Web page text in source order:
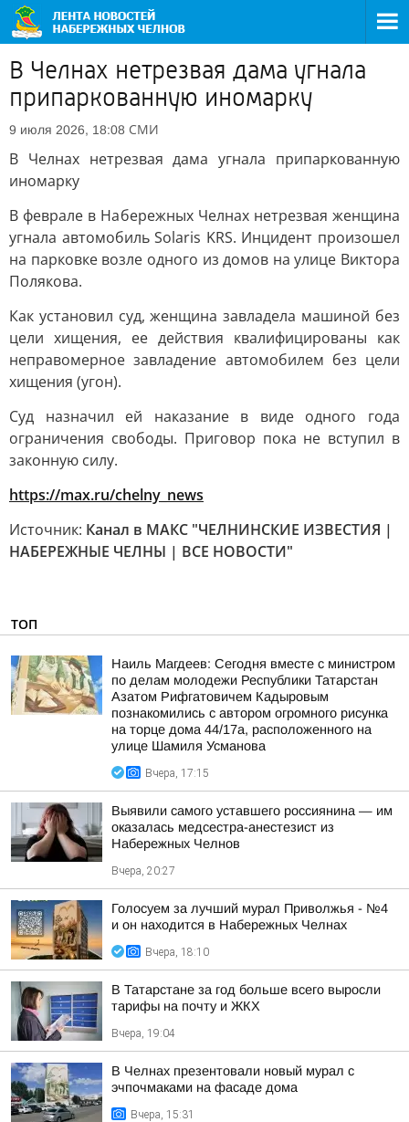
В Челнах нетрезвая дама угнала
припаркованную иномарку
9 июля 2026, 18:08 СМИ
В Челнах нетрезвая дама угнала припаркованную
иномарку
В феврале в Набережных Челнах нетрезвая женщина
угнала автомобиль Solaris KRS. Инцидент произошел
на парковке возле одного из домов на улице Виктора
Полякова.
Как установил суд, женщина завладела машиной без
цели хищения, ее действия квалифицированы как
неправомерное завладение автомобилем без цели
хищения (угон).
Суд назначил ей наказание в виде одного года
ограничения свободы. Приговор пока не вступил в
законную силу.
https://max.ru/chelny_news
Источник: Канал в МАКС "ЧЕЛНИНСКИЕ ИЗВЕСТИЯ |
НАБЕРЕЖНЫЕ ЧЕЛНЫ | ВСЕ НОВОСТИ"
ТОП
Наиль Магдеев: Сегодня вместе с министром
по делам молодежи Республики Татарстан
Азатом Рифгатовичем Кадыровым
познакомились с автором огромного рисунка
на торце дома 44/17а, расположенного на
улице Шамиля Усманова
Вчера, 17:15
Выявили самого уставшего россиянина — им
оказалась медсестра-анестезист из
Набережных Челнов
Вчера, 20:27
Голосуем за лучший мурал Приволжья - №4
и он находится в Набережных Челнах
Вчера, 18:10
В Татарстане за год больше всего выросли
тарифы на почту и ЖКХ
Вчера, 19:04
В Челнах презентовали новый мурал с
эчпочмаками на фасаде дома
Вчера, 15:31